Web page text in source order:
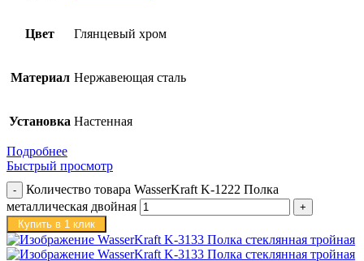
Цвет Глянцевый хром
Материал Нержавеющая сталь
Установка Настенная
Подробнее
Быстрый просмотр
Количество товара WasserKraft K-1222 Полка
металлическая двойная
Купить в 1 клик